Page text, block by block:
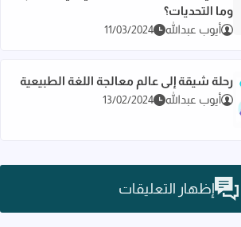
عن ما هي فوائد الذكاء الاصطناعي في التعليم؟ وما
وما التحديات؟
أيوب عبدالله 11/03/2024
عن رحلة شيقة إلى عالم معالجة اللغة الطبيعية
رحلة شيقة إلى عالم معالجة اللغة الطبيعية
أيوب عبدالله 13/02/2024
إظهار التعليقات